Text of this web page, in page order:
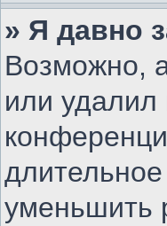
» Я давно
Возможно,
или удалил
уменьшить